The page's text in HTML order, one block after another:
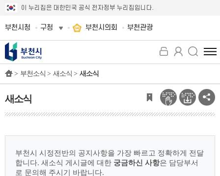
이 누리집은 대한민국 공식 전자정부 누리집입니다.
부천시청 구청 부천시의회 부천관광
전
체
뉴
보
기
> 부천소식 > 새소식 > 새소식
새소식
부천시 시정전반의 공지사항을 가장 빠르고 정확하게 전달
합니다. 새소식 게시글에 대한 궁금하신 사항은 담당부서
로 문의해 주시기 바랍니다.